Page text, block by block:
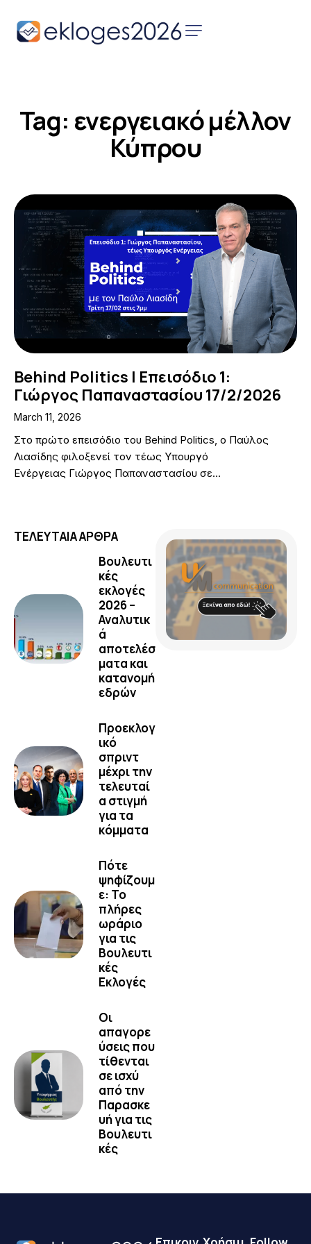
Tag: ενεργειακό μέλλον
Κύπρου
Αρχική
Παρουσιάσεις
Υποψηφίων
Επικοινωνία
Behind Politics | Επεισόδιο 1:
Γιώργος Παπαναστασίου 17/2/2026
March 11, 2026
Στο πρώτο επεισόδιο του Behind Politics, ο Παύλος
Λιασίδης φιλοξενεί τον τέως Υπουργό
Ενέργειας Γιώργος Παπαναστασίου σε…
ΤΕΛΕΥΤΑΙΑ ΑΡΘΡΑ
Βουλευτι
κές
εκλογές
2026 –
Αναλυτικ
ά
αποτελέσ
ματα και
κατανομή
εδρών
Προεκλογ
ικό
σπριντ
μέχρι την
τελευταί
α στιγμή
για τα
κόμματα
Πότε
ψηφίζουμ
ε: Το
πλήρες
ωράριο
για τις
Βουλευτι
κές
Εκλογές
Οι
απαγορε
ύσεις που
τίθενται
σε ισχύ
από την
Παρασκε
υή για τις
Βουλευτι
κές